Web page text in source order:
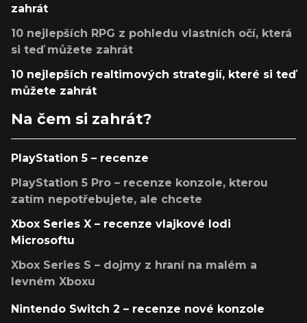
zahrát
10 nejlepších RPG z pohledu vlastních očí, která
si teď můžete zahrát
10 nejlepších realtimových strategií, které si teď
můžete zahrát
Na čem si zahrát?
PlayStation 5 – recenze
PlayStation 5 Pro – recenze konzole, kterou
zatím nepotřebujete, ale chcete
Xbox Series X – recenze vlajkové lodi
Microsoftu
Xbox Series S – dojmy z hraní na malém a
levném Xboxu
Nintendo Switch 2 – recenze nové konzole